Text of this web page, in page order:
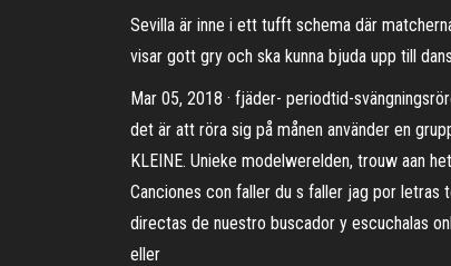
Sevilla är inne i ett tufft schema där
visar gott gry och ska kunna bjuda upp till
Mar 05, 2018 · fjäder- periodtid-
det är att röra sig på månen använder en
KLEINE. Unieke modelwerelden, trouw aan
Canciones con faller du s faller jag por letras
directas de nuestro buscador y escuchalas
eller